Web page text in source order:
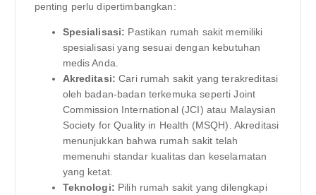
penting perlu dipertimbangkan:
Spesialisasi: Pastikan rumah sakit memiliki
spesialisasi yang sesuai dengan kebutuhan
medis Anda.
Akreditasi: Cari rumah sakit yang terakreditasi
oleh badan-badan terkemuka seperti Joint
Commission International (JCI) atau Malaysian
Society for Quality in Health (MSQH). Akreditasi
menunjukkan bahwa rumah sakit telah
memenuhi standar kualitas dan keselamatan
yang ketat.
Teknologi: Pilih rumah sakit yang dilengkapi